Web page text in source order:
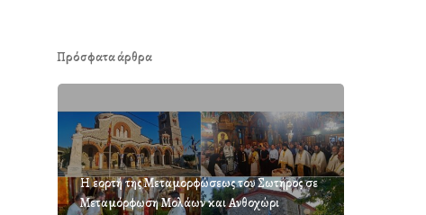
Πρόσφατα άρθρα
Η εορτή της Μεταμορφώσεως του Σωτήρος σε
Μεταμόρφωση Μολάων και Ανθοχώρι